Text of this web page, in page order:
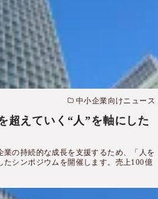
中小企業向けニュース
超えていく“人”を軸にした
業の持続的な成長を支援するため、「人を
たシンポジウムを開催します。売上100億